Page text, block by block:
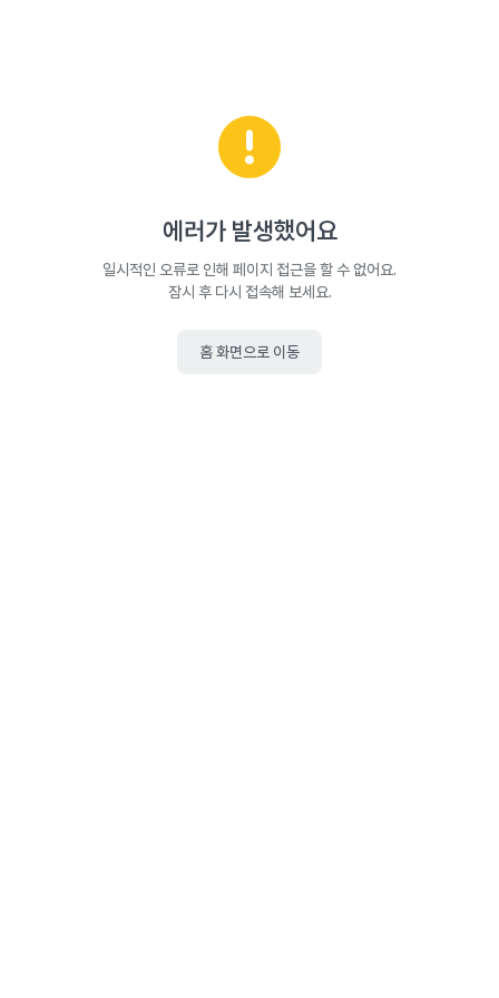
에러가 발생했어요
일시적인 오류로 인해 페이지 접근을 할 수 없어요.
잠시 후 다시 접속해 보세요.
홈 화면으로 이동